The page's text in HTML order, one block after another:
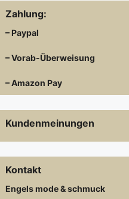
Zahlung:
– Paypal
– Vorab-Überweisung
– Amazon Pay
Kundenmeinungen
Kontakt
Engels mode & schmuck